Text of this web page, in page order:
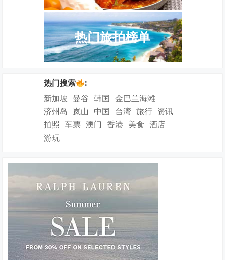
热门旅拍榜单
热门搜索
:
新加坡 曼谷 韩国 金巴兰海滩
济州岛 岚山 中国 台湾 旅行 资讯
拍照 车票 澳门 香港 美食 酒店
游玩